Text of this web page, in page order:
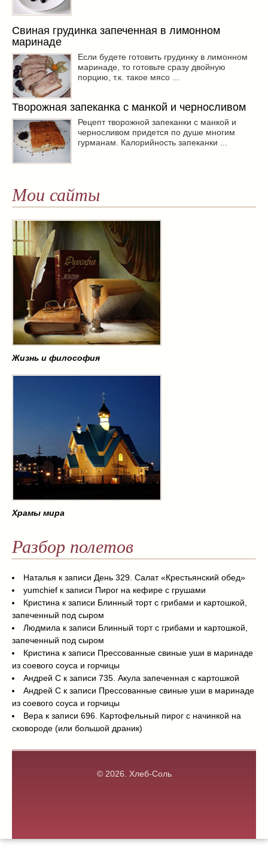
Свиная грудинка запеченная в лимонном
маринаде
Если будете готовить грудинку в лимонном
маринаде, то готовьте сразу двойную
порцию, т.к. такое мясо ...
Творожная запеканка с манкой и черносливом
Рецепт творожной запеканки с манкой и
черносливом придется по душе многим
гурманам. Калорийность запеканки ...
Мои сайты
Жизнь и философия
Храмы мира
Разбор полетов
Наталья к записи День 329. Салат «Крестьянский обед»
yumchief к записи Пирог на кефире с грушами
Кристина к записи Блинный торт с грибами и картошкой,
запеченный под сыром
Людмила к записи Блинный торт с грибами и картошкой,
запеченный под сыром
Кристина к записи Прессованные свиные уши в маринаде
из соевого соуса и горчицы
Андрей С к записи 735. Акула запеченная с картошкой
Андрей С к записи Прессованные свиные уши в маринаде
из соевого соуса и горчицы
Вера к записи 696. Картофельный пирог с начинкой на
сковороде (или большой драник)
© 2026. Хлеб-Соль